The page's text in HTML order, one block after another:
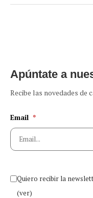
Apúntate a
Recibe las novedades de
Email *
Quiero recibir la
(ver)